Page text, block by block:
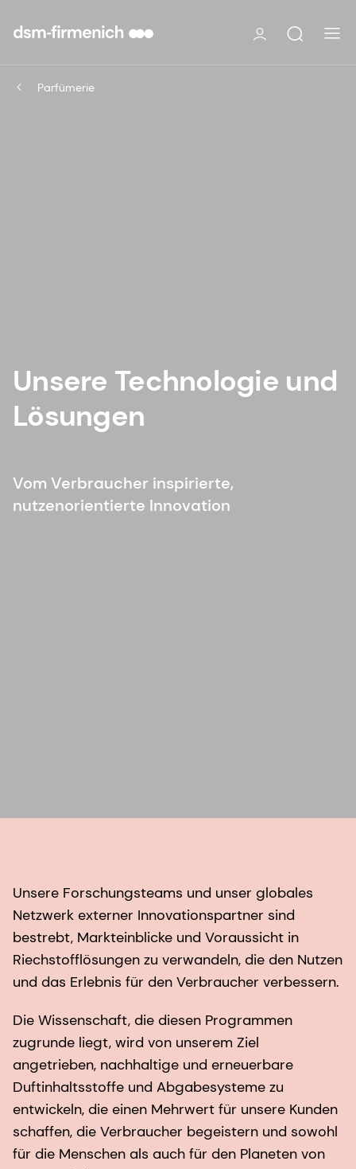
Parfümerie
Unsere Technologie und
Lösungen
Vom Verbraucher inspirierte,
nutzenorientierte Innovation
Unsere Forschungsteams und unser globales
Netzwerk externer Innovationspartner sind
bestrebt, Markteinblicke und Voraussicht in
Riechstofflösungen zu verwandeln, die den Nutzen
und das Erlebnis für den Verbraucher verbessern.
Die Wissenschaft, die diesen Programmen
zugrunde liegt, wird von unserem Ziel
angetrieben, nachhaltige und erneuerbare
Duftinhaltsstoffe und Abgabesysteme zu
entwickeln, die einen Mehrwert für unsere Kunden
schaffen, die Verbraucher begeistern und sowohl
für die Menschen als auch für den Planeten von